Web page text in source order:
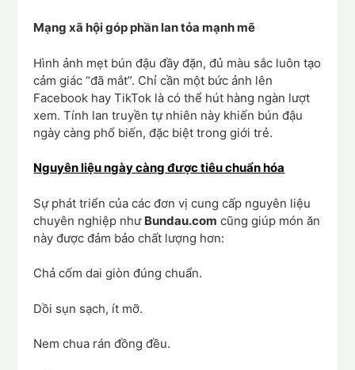
Mạng xã hội góp phần lan tỏa mạnh mẽ
Hình ảnh mẹt bún đậu đầy đặn, đủ màu sắc luôn tạo
cảm giác “đã mắt”. Chỉ cần một bức ảnh lên
Facebook hay TikTok là có thể hút hàng ngàn lượt
xem. Tính lan truyền tự nhiên này khiến bún đậu
ngày càng phổ biến, đặc biệt trong giới trẻ.
Nguyên liệu ngày càng được tiêu chuẩn hóa
Sự phát triển của các đơn vị cung cấp nguyên liệu
chuyên nghiệp như Bundau.com cũng giúp món ăn
này được đảm bảo chất lượng hơn:
Chả cốm dai giòn đúng chuẩn.
Dồi sụn sạch, ít mỡ.
Nem chua rán đồng đều.